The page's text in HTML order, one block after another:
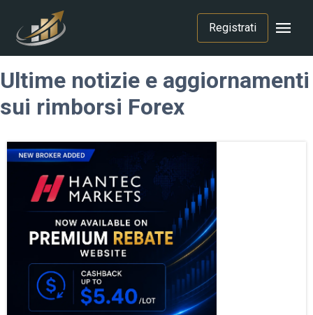
Registrati menu
Ultime notizie e aggiornamenti
sui rimborsi Forex